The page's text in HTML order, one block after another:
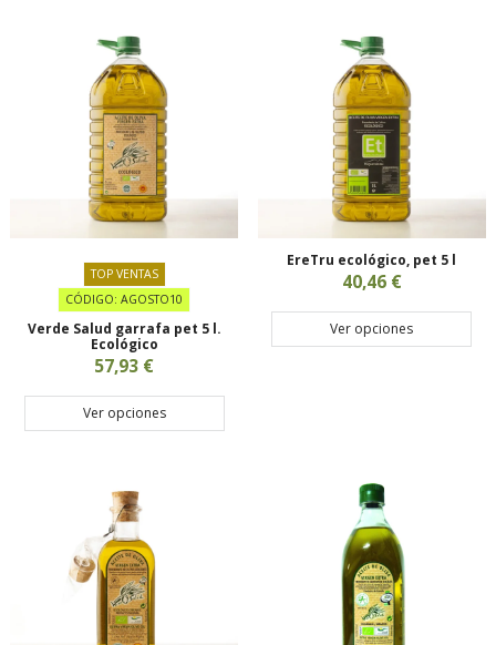
TOP VENTAS
CÓDIGO: AGOSTO10
Verde Salud garrafa pet 5 l.
Ecológico
57,93 €
Ver opciones
EreTru ecológico, pet 5 l
40,46 €
Ver opciones